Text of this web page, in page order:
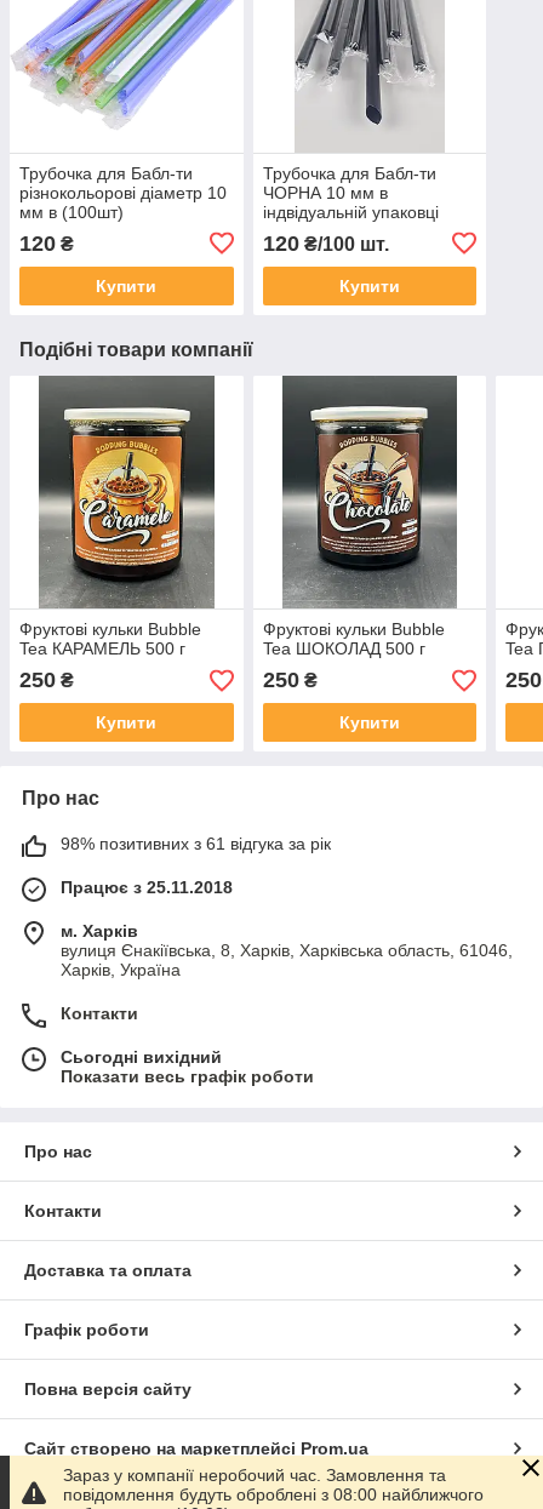
Трубочка для Бабл-ти
різнокольорові діаметр 10
мм в (100шт)
120 ₴
Купити
Трубочка для Бабл-ти
ЧОРНА 10 мм в
індвідуальній упаковці
120₴/100 шт.
Купити
Подібні товари компанії
Фруктові кульки Bubble
Tea КАРАМЕЛЬ 500 г
250 ₴
Купити
Фруктові кульки Bubble
Tea ШОКОЛАД 500 г
250₴
Купити
Tea
250
Про нас
98% позитивних з 61 відгука за рік
Працює з 25.11.2018
м. Харків
вулиця Єнакіївська, 8, Харків, Харківська область, 61046,
Харків, Україна
Контакти
Сьогодні вихідний
Показати весь графік роботи
Про нас
Контакти
Доставка та оплата
Графік роботи
Повна версія сайту
Сайт створено на маркетплейсі Prom.ua
Зараз у компанії неробочий час. Замовлення та
повідомлення будуть оброблені з 08:00 найближчого